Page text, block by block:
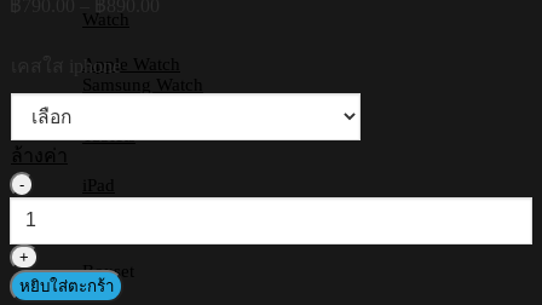
Watch
Apple Watch
Samsung Watch
Tablets
iPad
Boxset
through
฿890.00
เคสใส iphone
ล้างค่า
จำนวน
SHIELD
เคส
ใส
หยิบใส่ตะกร้า